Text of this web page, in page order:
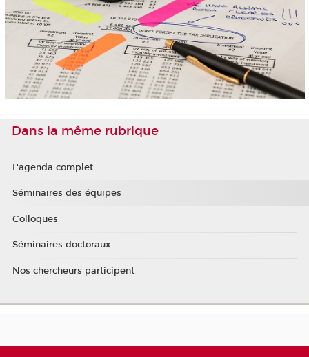
Dans la même rubrique
L'agenda complet
Séminaires des équipes
Colloques
Séminaires doctoraux
Nos chercheurs participent